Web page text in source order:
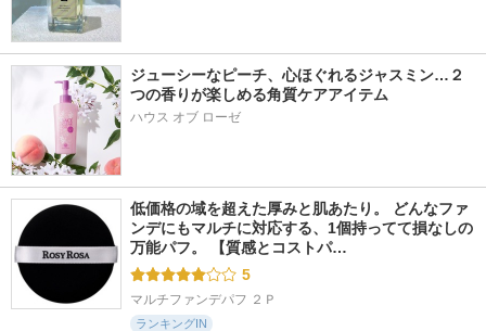
ジューシーなピーチ、心ほぐれるジャスミン…２
つの香りが楽しめる角質ケアアイテム
ハウス オブ ローゼ
低価格の域を超えた厚みと肌あたり。 どんなファ
ンデにもマルチに対応する、1個持ってて損なしの
万能パフ。 【質感とコストパ…
5
マルチファンデパフ ２Ｐ
ランキングIN